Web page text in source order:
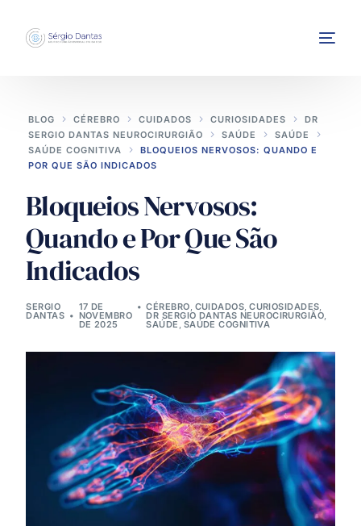
BLOG CÉREBRO CUIDADOS CURIOSIDADES
DR
SERGIO DANTAS NEUROCIRURGIÃO
SAÚDE
SAÚDE
SAÚDE COGNITIVA
BLOQUEIOS NERVOSOS: QUANDO E
POR QUE SÃO INDICADOS
Bloqueios Nervosos:
Quando e Por Que São
Indicados
SERGIO
DANTAS
17 DE
NOVEMBRO
DE 2025
CÉREBRO, CUIDADOS,CURIOSIDADES,
DR SERGIO DANTAS NEUROCIRURGIÃO,
SAÚDE , SAÚDE COGNITIVA
INTERVENÇÕES